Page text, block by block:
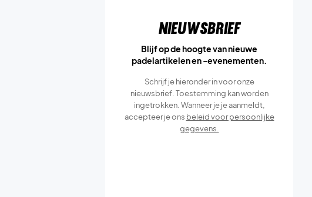
Nieuwsbrief
Blijf op de hoogte van nieuwe
padelartikelen en -evenementen.
Schrijf je hieronder in voor onze
nieuwsbrief. Toestemming kan worden
ingetrokken. Wanneer je je aanmeldt,
accepteer je ons beleid voor persoonlijke
gegevens.